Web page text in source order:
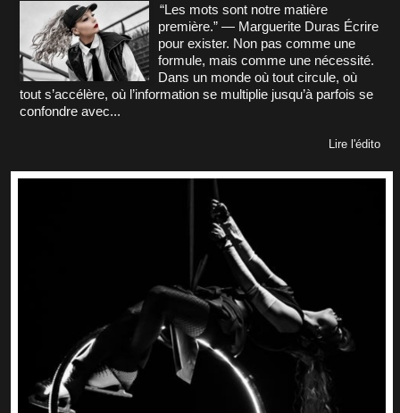
“Les mots sont notre matière
première.” — Marguerite Duras Écrire
pour exister. Non pas comme une
formule, mais comme une nécessité.
Dans un monde où tout circule, où
tout s’accélère, où l’information se multiplie jusqu’à parfois se
confondre avec...
Lire l'édito